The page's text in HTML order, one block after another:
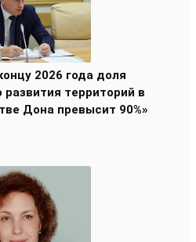
2026 года доля
развития территорий в
Дона превысит 90%»